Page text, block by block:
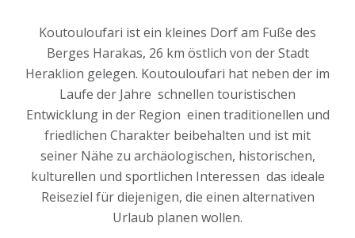
FOTOGALERIE
KONTAKT
Postfach 2345, Koutouloufari,
Hersonissos 70014, Kreta, Griechenland
Tel: +30-2810220951
Mobile: +30-6983948986, +30-6997230048
Koutouloufari ist ein kleines Dorf am Fuße des
Berges Harakas, 26 km östlich von der Stadt
Heraklion gelegen. Koutouloufari hat neben der im
Laufe der Jahre schnellen touristischen
Entwicklung in der Region einen traditionellen und
friedlichen Charakter beibehalten und ist mit
seiner Nähe zu archäologischen, historischen,
kulturellen und sportlichen Interessen das ideale
Reiseziel für diejenigen, die einen alternativen
Urlaub planen wollen.